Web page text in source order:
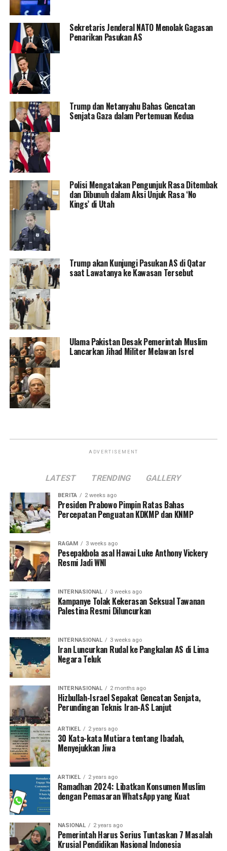
Sekretaris Jenderal NATO Menolak Gagasan
Penarikan Pasukan AS
Trump dan Netanyahu Bahas Gencatan
Senjata Gaza dalam Pertemuan Kedua
Polisi Mengatakan Pengunjuk Rasa Ditembak
dan Dibunuh dalam Aksi Unjuk Rasa ‘No
Kings’ di Utah
Trump akan Kunjungi Pasukan AS di Qatar
saat Lawatanya ke Kawasan Tersebut
Ulama Pakistan Desak Pemerintah Muslim
Lancarkan Jihad Militer Melawan Isrel
ADVERTISEMENT
LATEST TRENDING GALLERY
BERITA 2 weeks ago
Presiden Prabowo Pimpin Ratas Bahas
Percepatan Penguatan KDKMP dan KNMP
RAGAM 3 weeks ago
Pesepakbola asal Hawai Luke Anthony Vickery
Resmi Jadi WNI
INTERNASIONAL 3 weeks ago
Kampanye Tolak Kekerasan Seksual Tawanan
Palestina Resmi Diluncurkan
INTERNASIONAL 3 weeks ago
Iran Luncurkan Rudal ke Pangkalan AS di Lima
Negara Teluk
INTERNASIONAL 2 months ago
Hizbullah-Israel Sepakat Gencatan Senjata,
Perundingan Teknis Iran-AS Lanjut
ARTIKEL 2 years ago
30 Kata-kata Mutiara tentang Ibadah,
Menyejukkan Jiwa
ARTIKEL 2 years ago
Ramadhan 2024: Libatkan Konsumen Muslim
dengan Pemasaran WhatsApp yang Kuat
NASIONAL 2 years ago
Pemerintah Harus Serius Tuntaskan 7 Masalah
Krusial Pendidikan Nasional Indonesia